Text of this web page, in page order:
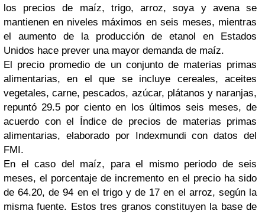
los precios de maíz, trigo, arroz, soya y avena se
mantienen en niveles máximos en seis meses, mientras
el aumento de la producción de etanol en Estados
Unidos hace prever una mayor demanda de maíz.
El precio promedio de un conjunto de materias primas
alimentarias, en el que se incluye cereales, aceites
vegetales, carne, pescados, azúcar, plátanos y naranjas,
repuntó 29.5 por ciento en los últimos seis meses, de
acuerdo con el Índice de precios de materias primas
alimentarias, elaborado por Indexmundi con datos del
FMI.
En el caso del maíz, para el mismo periodo de seis
meses, el porcentaje de incremento en el precio ha sido
de 64.20, de 94 en el trigo y de 17 en el arroz, según la
misma fuente. Estos tres granos constituyen la base de